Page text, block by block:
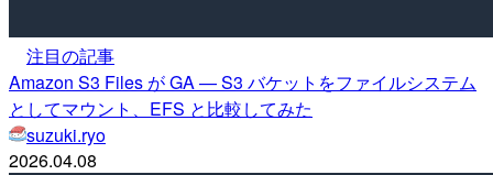
注目の記事
Amazon S3 Files が GA — S3 バケットをファイルシステム
としてマウント、EFS と比較してみた
suzuki.ryo
2026.04.08